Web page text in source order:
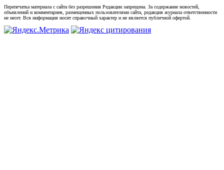
Перепечатка материала с сайта без разрешения Редакции запрещена. За содержание новостей,
объявлений и комментариев, размещенных пользователями сайта, редакция журнала ответственности
не несет. Вся информация носит справочный характер и не является публичной офертой.